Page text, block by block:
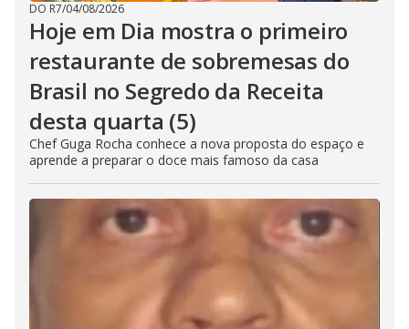
DO R7/04/08/2026
Hoje em Dia mostra o primeiro
restaurante de sobremesas do
Brasil no Segredo da Receita
desta quarta (5)
Chef Guga Rocha conhece a nova proposta do espaço e
aprende a preparar o doce mais famoso da casa